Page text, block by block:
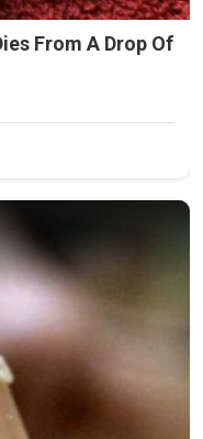
From A Drop Of